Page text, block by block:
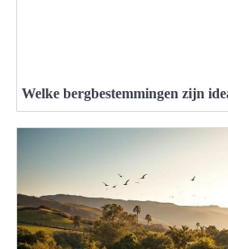
Welke bergbestemmingen zijn